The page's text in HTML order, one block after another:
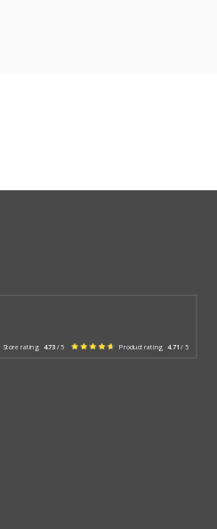
Store rating 4.73 / 5 Product rating 4.71 / 5